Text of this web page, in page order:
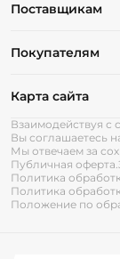
Поставщикам
Покупателям
Карта сайта
Взаимодействуя с
Вы соглашаетесь
Мы отвечаем за
Публичная оферта.
Политика
Политика
Положение по